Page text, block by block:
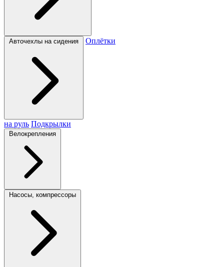
Авточехлы на сидения Оплётки
на руль Подкрылки
Велокрепления
Насосы, компрессоры